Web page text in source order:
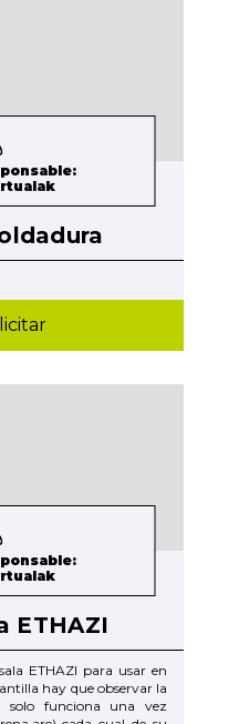
ETHAZI
ETHAZI para usar en
hay que observar la
solo funciona una vez